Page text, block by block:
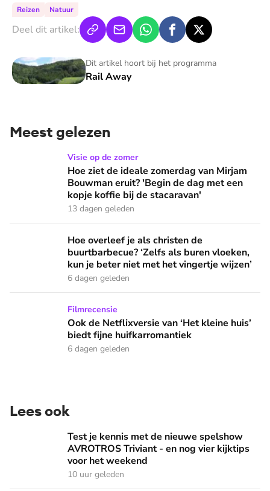
Reizen Natuur
Deel dit artikel:
Dit artikel hoort bij het programma
Rail Away
Rail Away
Meest gelezen
Hoe ziet de ideale zomerdag van Mirjam Bouwman eruit?
Visie op de zomer
Hoe ziet de ideale zomerdag van Mirjam
Bouwman eruit? 'Begin de dag met een
kopje koffie bij de stacaravan'
13 dagen geleden
Hoe overleef je als christen de buurtbarbecue? ‘Zelfs als
Hoe overleef je als christen de
buurtbarbecue? ‘Zelfs als buren vloeken,
kun je beter niet met het vingertje wijzen’
6 dagen geleden
Ook de Netflixversie van ‘Het kleine huis’ biedt fijne
Filmrecensie
Ook de Netflixversie van ‘Het kleine huis’
biedt fijne huifkarromantiek
6 dagen geleden
Lees ook
Test je kennis met de nieuwe spelshow AVROTROS
Test je kennis met de nieuwe spelshow
AVROTROS Triviant - en nog vier kijktips
voor het weekend
10 uur geleden